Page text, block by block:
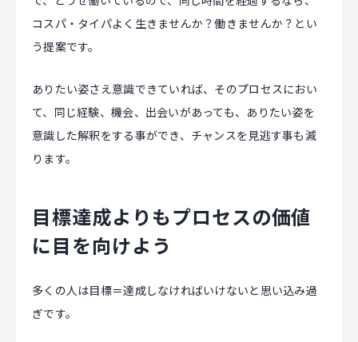
コスパ・タイパよく生きませんか？働きませんか？とい
う提案です。
ありたい姿さえ意識できていれば、そのプロセスにおい
て、同じ経験、機会、出会いがあっても、ありたい姿を
意識した解釈をする事ができ、チャンスを見逃す事も減
ります。
目標達成よりもプロセスの価値
に目を向けよう
多くの人は目標＝達成しなければいけないと思い込み過
ぎです。